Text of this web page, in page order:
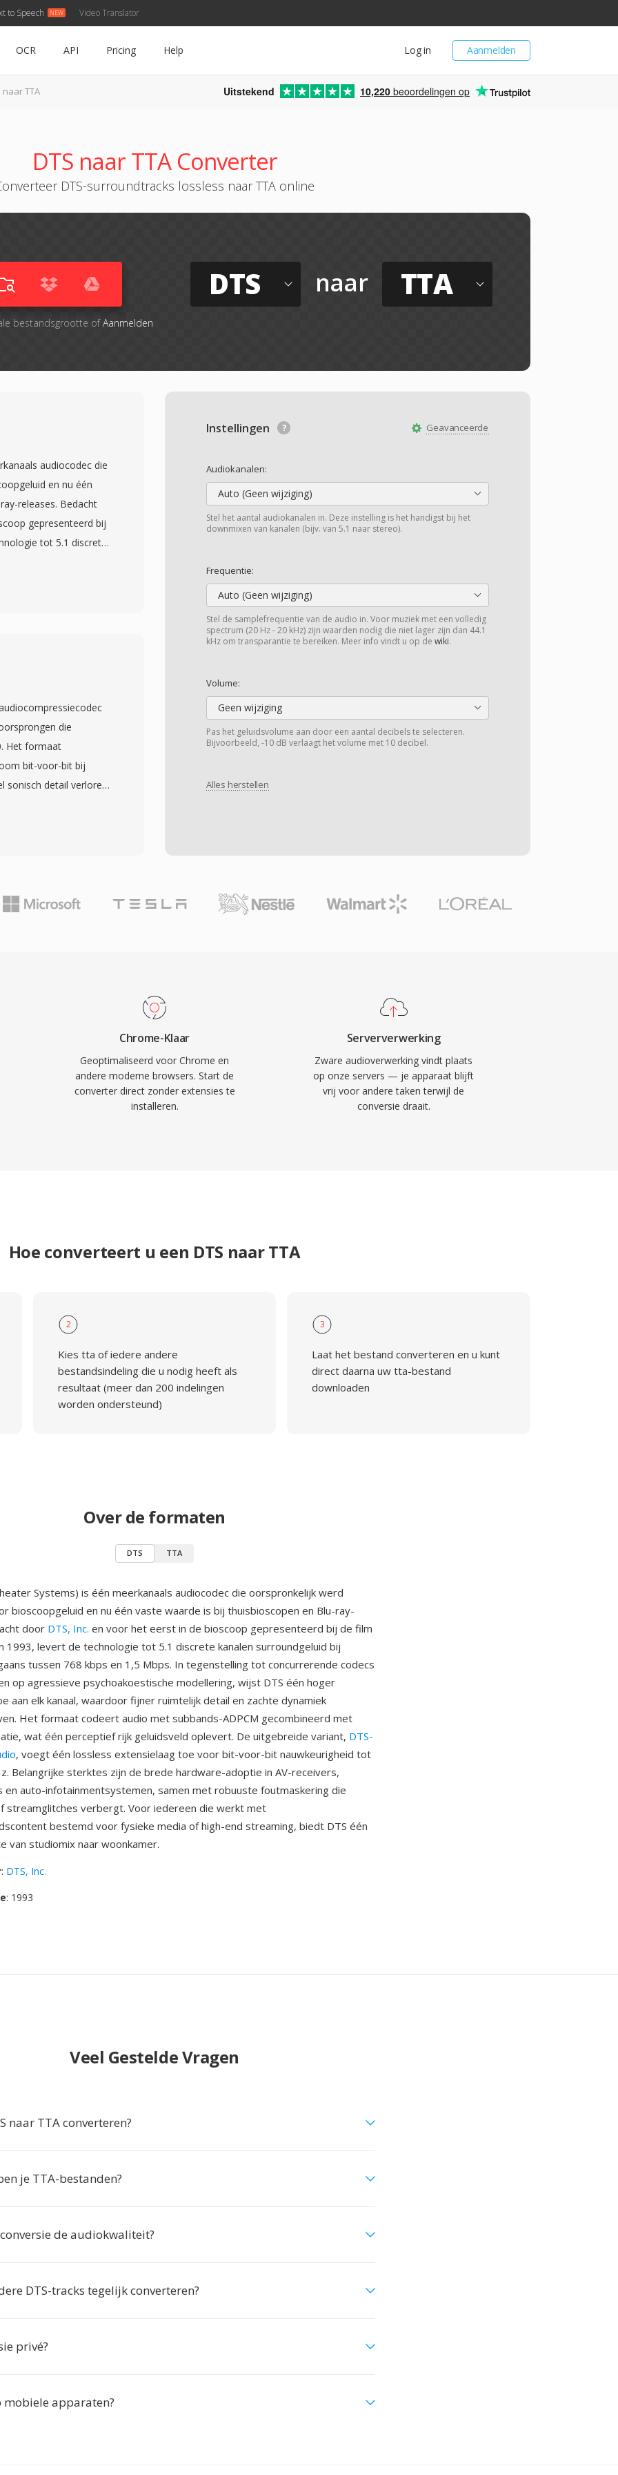
to Speech Video Translator
Aanmelden
Log in
OCR API Pricing Help
naar TTA Uitstekend 10,220 beoordelingen op
DTS naar TTA Converter
DTS-surroundtracks lossless naar TTA online
bestandsgrootte ofAanmelden
DTS naar TTA
Geavanceerde
Instellingen
Audiokanalen:
Auto (Geen wijziging)
Stel het aantal audiokanalen in. Deze instelling is het handigst bij het
downmixen van kanalen (bijv. van 5.1 naar stereo).
Frequentie:
Auto (Geen wijziging)
Stel de samplefrequentie van de audio in. Voor muziek met een volledig
spectrum (20 Hz - 20 kHz) zijn waarden nodig die niet lager zijn dan 44.1
kHz om transparantie te bereiken. Meer info vindt u op de wiki.
Volume:
Geen wijziging
Pas het geluidsvolume aan door een aantal decibels te selecteren.
Bijvoorbeeld, -10 dB verlaagt het volume met 10 decibel.
Alles herstellen
audiocodec die
en nu één
releases. Bedacht
gepresenteerd bij
tot 5.1 discrete
tussen 768 kbps en
oplevert. De
tot 24-bit/192
adoptie in AV-
samen
of streamglitches
biedt DTS
die
Het formaat
bit-voor-bit bij
sonisch detail verloren
standaard cd-
zware CPU-
op oudere
voordeel gaf ten
formaten. De
geleverd onder de
door derden
één groter
veroverd, blijft
transparante
Chrome-Klaar
Geoptimaliseerd voor Chrome en
andere moderne browsers. Start de
converter direct zonder extensies te
installeren.
Serververwerking
Zware audioverwerking vindt plaats
op onze servers — je apparaat blijft
vrij voor andere taken terwijl de
conversie draait.
Hoe converteert u een DTS naar TTA
2
Kies tta of iedere andere
bestandsindeling die u nodig heeft als
resultaat (meer dan 200 indelingen
worden ondersteund)
3
Laat het bestand converteren en u kunt
direct daarna uw tta-bestand
downloaden
Over de formaten
DTS TTA
Systems) is één meerkanaals audiocodec die oorspronkelijk werd
bioscoopgeluid en nu één vaste waarde is bij thuisbioscopen en Blu-ray-
door DTS, Inc. en voor het eerst in de bioscoop gepresenteerd bij de film
1993, levert de technologie tot 5.1 discrete kanalen surroundgeluid bij
tussen 768 kbps en 1,5 Mbps. In tegenstelling tot concurrerende codecs
op agressieve psychoakoestische modellering, wijst DTS één hoger
aan elk kanaal, waardoor fijner ruimtelijk detail en zachte dynamiek
Het formaat codeert audio met subbands-ADPCM gecombineerd met
wat één perceptief rijk geluidsveld oplevert. De uitgebreide variant, DTS-
, voegt één lossless extensielaag toe voor bit-voor-bit nauwkeurigheid tot
Belangrijke sterktes zijn de brede hardware-adoptie in AV-receivers,
en auto-infotainmentsystemen, samen met robuuste foutmaskering die
streamglitches verbergt. Voor iedereen die werkt met
bestemd voor fysieke media of high-end streaming, biedt DTS één
van studiomix naar woonkamer.
: DTS, Inc.
: 1993
Veel Gestelde Vragen
naar TTA converteren?
je TTA-bestanden?
de audiokwaliteit?
DTS-tracks tegelijk converteren?
privé?
apparaten?